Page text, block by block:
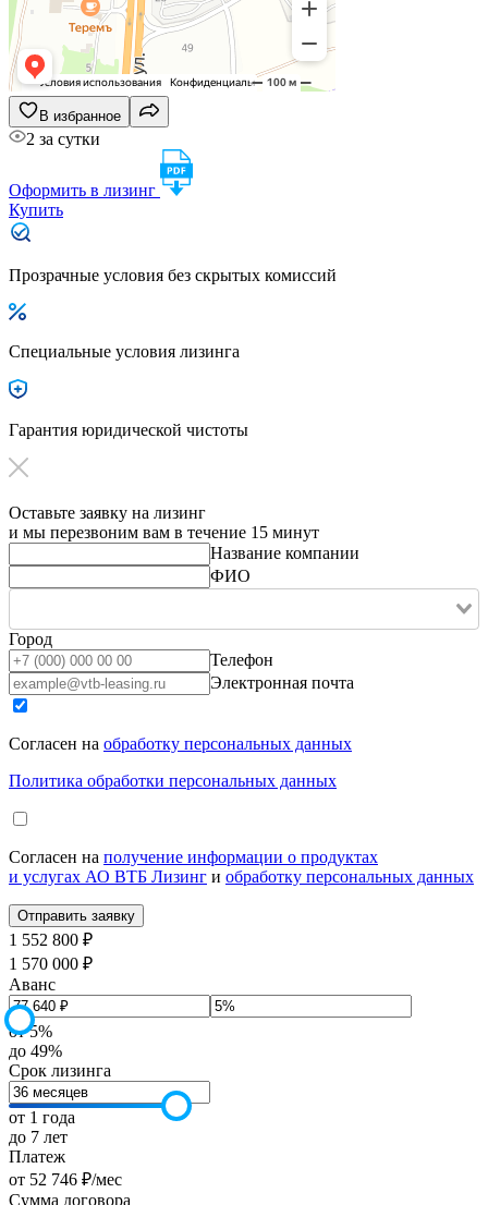
В избранное
2 за сутки
Оформить в лизинг
Купить
Прозрачные условия без скрытых комиссий
Специальные условия лизинга
Гарантия юридической чистоты
Оставьте заявку на лизинг
и мы перезвоним вам в течение 15 минут
Название компании
ФИО
Город
Телефон
Электронная почта
Согласен на обработку персональных данных
Политика обработки персональных данных
Согласен на получение информации о продуктах
и услугах АО ВТБ Лизинг и обработку персональных данных
1 552 800 ₽
1 570 000 ₽
Аванс
от 5%
до 49%
Срок лизинга
от 1 года
до 7 лет
Платеж
от 52 746 ₽/мес
Сумма договора